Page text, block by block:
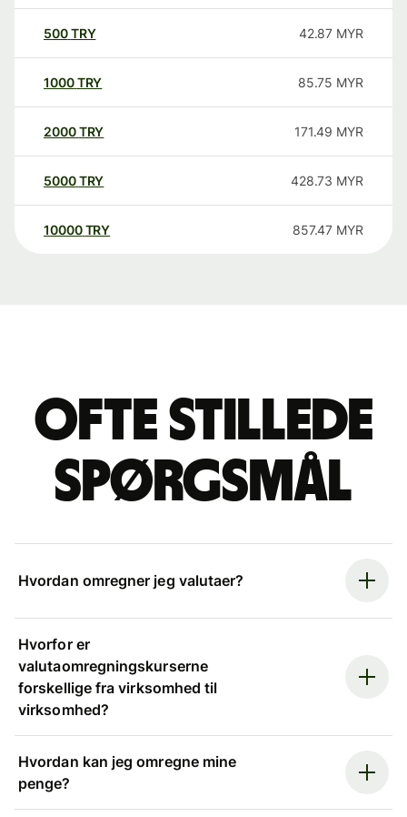
500TRY 42.87 MYR
1000TRY 85.75 MYR
2000TRY 171.49 MYR
5000TRY 428.73 MYR
10000 TRY 857.47 MYR
Ofte stillede
spørgsmål
Hvordan omregner jeg valutaer?
Hvorfor er
valutaomregningskurserne
forskellige fra virksomhed til
virksomhed?
Hvordan kan jeg omregne mine
penge?